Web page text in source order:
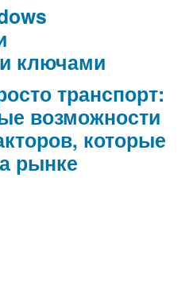
ключами
транспорт:
возможности
которые
рынке